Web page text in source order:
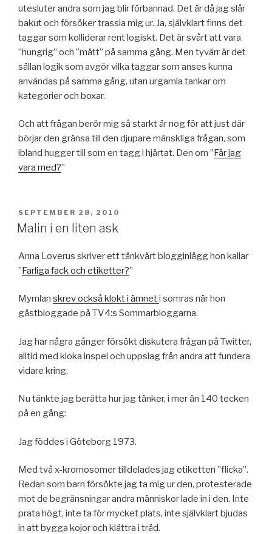
utesluter andra som jag blir förbannad. Det är då jag slår
bakut och försöker trassla mig ur. Ja, självklart finns det
taggar som kolliderar rent logiskt. Det är svårt att vara
”hungrig” och ”mätt” på samma gång. Men tyvärr är det
sällan logik som avgör vilka taggar som anses kunna
användas på samma gång, utan urgamla tankar om
kategorier och boxar.
Och att frågan berör mig så starkt är nog för att just där
börjar den gränsa till den djupare mänskliga frågan, som
ibland hugger till som en tagg i hjärtat. Den om ”Får jag
vara med?”
PUBLICERAT
SEPTEMBER 28, 2010
Malin i en liten ask
Anna Loverus skriver ett tänkvärt blogginlägg hon kallar
”Farliga fack och etiketter?”
Mymlan skrev också klokt i ämneti somras när hon
gästbloggade på TV4:s Sommarbloggarna.
Jag har några gånger försökt diskutera frågan på Twitter,
alltid med kloka inspel och uppslag från andra att fundera
vidare kring.
Nu tänkte jag berätta hur jag tänker, i mer än 140 tecken
på en gång:
Jag föddes i Göteborg 1973.
Med två x-kromosomer tilldelades jag etiketten ”flicka”.
Redan som barn försökte jag ta mig ur den, protesterade
mot de begränsningar andra människor lade in i den. Inte
prata högt, inte ta för mycket plats, inte självklart bjudas
in att bygga kojor och klättra i träd.